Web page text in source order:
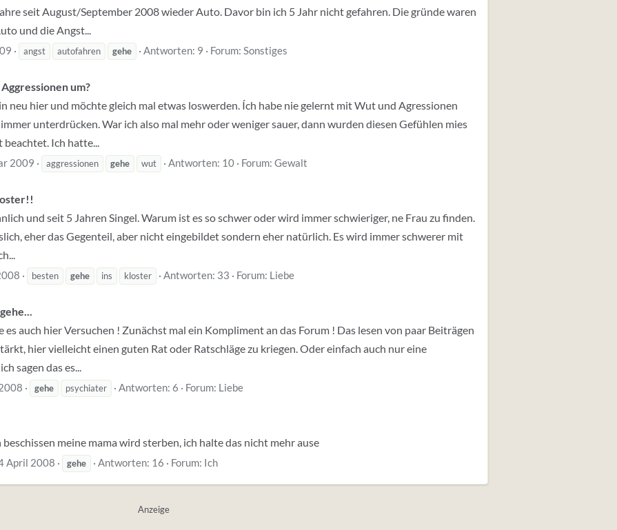
seit August/September 2008 wieder Auto. Davor bin ich 5 Jahr nicht gefahren. Die gründe waren
und die Angst...
angst autofahren gehe Antworten: 9 Forum: Sonstiges
um?
neu hier und möchte gleich mal etwas loswerden. Ích habe nie gelernt mit Wut und Agressionen
unterdrücken. War ich also mal mehr oder weniger sauer, dann wurden diesen Gefühlen mies
Ich hatte...
2009 aggressionen gehe wut Antworten: 10 Forum: Gewalt
und seit 5 Jahren Singel. Warum ist es so schwer oder wird immer schwieriger, ne Frau zu finden.
eher das Gegenteil, aber nicht eingebildet sondern eher natürlich. Es wird immer schwerer mit
besten gehe ins kloster Antworten: 33 Forum: Liebe
es auch hier Versuchen ! Zunächst mal ein Kompliment an das Forum ! Das lesen von paar Beiträgen
hier vielleicht einen guten Rat oder Ratschläge zu kriegen. Oder einfach auch nur eine
sagen das es...
gehe psychiater Antworten: 6 Forum: Liebe
meine mama wird sterben, ich halte das nicht mehr ause
April 2008 gehe Antworten: 16 Forum: Ich
Anzeige